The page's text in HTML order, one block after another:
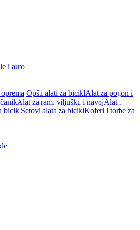
i auto
Opšti alati za biciklAlat za pogon i
Alat za ram, viljušku i navojAlat i
biciklSetovi alata za biciklKoferi i torbe za